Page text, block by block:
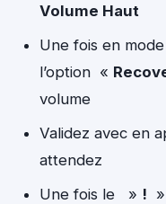
Volume Haut
Une fois en
l’option «
volume
Validez avec en
attendez
Une fois le » ! »